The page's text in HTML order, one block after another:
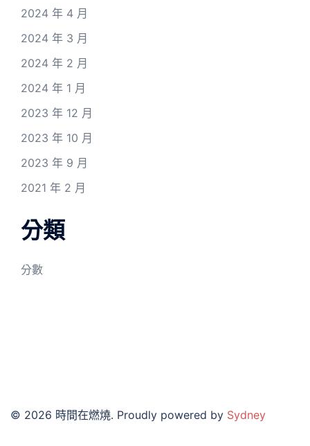
2024 年 4 月
2024 年 3 月
2024 年 2 月
2024 年 1 月
2023 年 12 月
2023 年 10 月
2023 年 9 月
2021 年 2 月
分類
分數
© 2026 時間在燃燒. Proudly powered by Sydney